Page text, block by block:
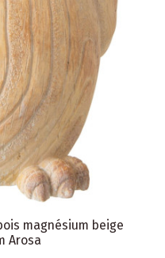
magnésium beige
Arosa